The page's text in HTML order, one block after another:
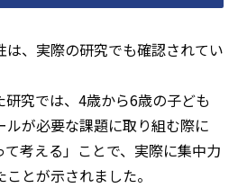
、実際の研究でも確認されてい
究では、4歳から6歳の子ども
ルが必要な課題に取り組む際に
て考える」ことで、実際に集中力
とが示されました。